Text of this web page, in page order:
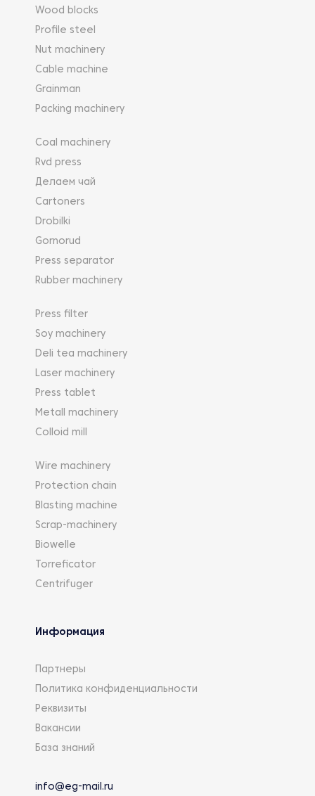
Wood blocks
Profile steel
Nut machinery
Cable machine
Grainman
Packing machinery
Coal machinery
Rvd press
Делаем чай
Cartoners
Drobilki
Gornorud
Press separator
Rubber machinery
Press filter
Soy machinery
Deli tea machinery
Laser machinery
Press tablet
Metall machinery
Colloid mill
Wire machinery
Protection chain
Blasting machine
Scrap-machinery
Biowelle
Torreficator
Centrifuger
Информация
Партнеры
Политика конфиденциальности
Реквизиты
Вакансии
База знаний
info@eg-mail.ru